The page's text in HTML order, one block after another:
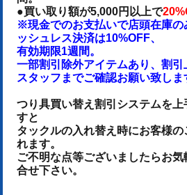
●買い取り額が5,000円以上で
※現金でのお支払いで店頭在庫の
ッシュレス決済は10%OFF、
有効期限1週間。
一部割引除外アイテムあり、割
スタッフまでご確認お願い致しま
つり具買い替え割引システムを上
すと
タックルの入れ替え時にお客様
れます。
ご不明な点等ございましたらお
合せ下さい。